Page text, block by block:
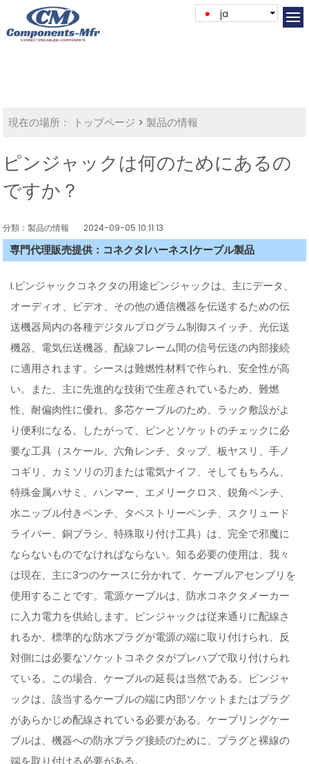
ja
現在の場所： トップページ >製品の情報
ピンジャックは何のためにあるの
ですか？
分類：製品の情報 2024-09-05 10:11:13
専門代理販売提供：コネクタ|ハーネス|ケーブル製品
I.ピンジャックコネクタの用途ピンジャックは、主にデータ、
オーディオ、ビデオ、その他の通信機器を伝送するための伝
送機器局内の各種デジタルプログラム制御スイッチ、光伝送
機器、電気伝送機器、配線フレーム間の信号伝送の内部接続
に適用されます。シースは難燃性材料で作られ、安全性が高
い。また、主に先進的な技術で生産されているため、難燃
性、耐偏肉性に優れ、多芯ケーブルのため、ラック敷設がよ
り便利になる。したがって、ピンとソケットのチェックに必
要な工具（スケール、六角レンチ、タップ、板ヤスリ、手ノ
コギリ、カミソリの刃または電気ナイフ、そしてもちろん、
特殊金属ハサミ、ハンマー、エメリークロス、鋭角ペンチ、
水ニップル付きペンチ、タペストリーペンチ、スクリュード
ライバー、銅ブラシ、特殊取り付け工具）は、完全で邪魔に
ならないものでなければならない。知る必要の使用は、我々
は現在、主に3つのケースに分かれて、ケーブルアセンブリを
使用することです。電源ケーブルは、防水コネクタメーカー
に入力電力を供給します。ピンジャックは従来通りに配線さ
れるか、標準的な防水プラグが電源の端に取り付けられ、反
対側には必要なソケットコネクタがプレハブで取り付けられ
ている。この場合、ケーブルの延長は当然である。ピンジャ
ックは、該当するケーブルの端に内部ソケットまたはプラグ
があらかじめ配線されている必要がある。ケーブリングケー
ブルは、機器への防水プラグ接続のために、プラグと裸線の
端を取り付ける必要がある。